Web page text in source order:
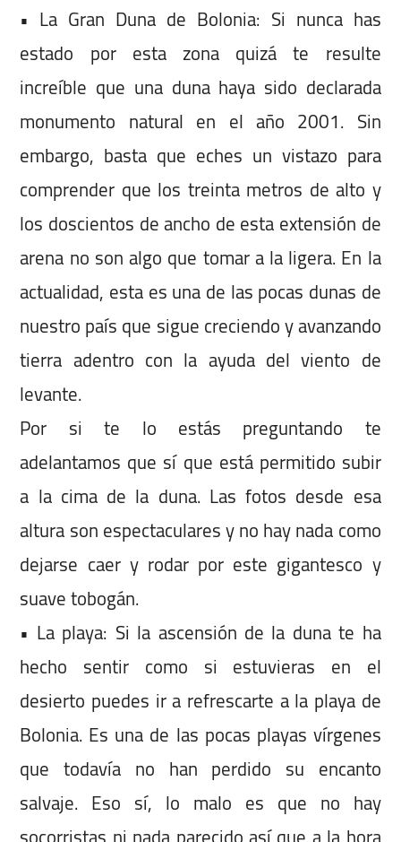
• La Gran Duna de Bolonia: Si nunca has
estado por esta zona quizá te resulte
increíble que una duna haya sido declarada
monumento natural en el año 2001. Sin
embargo, basta que eches un vistazo para
comprender que los treinta metros de alto y
los doscientos de ancho de esta extensión de
arena no son algo que tomar a la ligera. En la
actualidad, esta es una de las pocas dunas de
nuestro país que sigue creciendo y avanzando
tierra adentro con la ayuda del viento de
levante.
Por si te lo estás preguntando te
adelantamos que sí que está permitido subir
a la cima de la duna. Las fotos desde esa
altura son espectaculares y no hay nada como
dejarse caer y rodar por este gigantesco y
suave tobogán.
• La playa: Si la ascensión de la duna te ha
hecho sentir como si estuvieras en el
desierto puedes ir a refrescarte a la playa de
Bolonia. Es una de las pocas playas vírgenes
que todavía no han perdido su encanto
salvaje. Eso sí, lo malo es que no hay